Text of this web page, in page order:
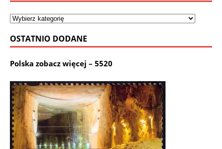
OSTATNIO DODANE
Polska zobacz więcej – 5520